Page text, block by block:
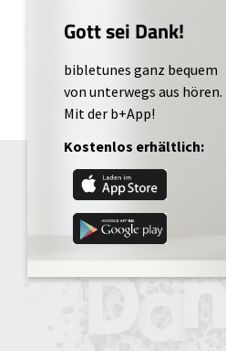
Gott sei Dank!
bibletunes ganz bequem
von unterwegs aus hören.
Mit der b+App!
Kostenlos erhältlich: